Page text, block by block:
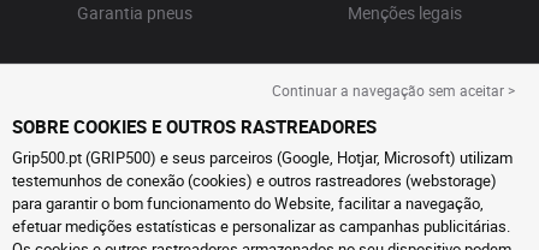
Garantia pneus
Menções legais
Continuar a navegação sem aceitar >
SOBRE COOKIES E OUTROS RASTREADORES
Grip500.pt (GRIP500) e seus parceiros (Google, Hotjar, Microsoft) utilizam
testemunhos de conexão (cookies) e outros rastreadores (webstorage)
para garantir o bom funcionamento do Website, facilitar a navegação,
efetuar medições estatísticas e personalizar as campanhas publicitárias.